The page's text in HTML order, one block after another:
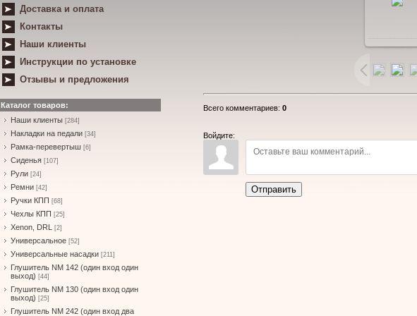
Доставка и оплата
Контакты
Наши клиенты
Инструкции по установке
Отзывы и предложения
Каталог товаров:
Наши клиенты [284]
Накладки на педали [34]
Рамка-перевертыш [6]
Сиденья [107]
Рули [24]
Ремни [42]
Ручки КПП [68]
Чехлы КПП [25]
Xenon, DRL [2]
Универсальное [52]
Универсальные насадки [211]
Глушитель NM 142 (один вход один
выход) [44]
Глушитель NM 130 (один вход один
выход) [25]
Глушитель NM 242 (один вход два
размере
Всего комментариев: 0
Войдите:
Отправить